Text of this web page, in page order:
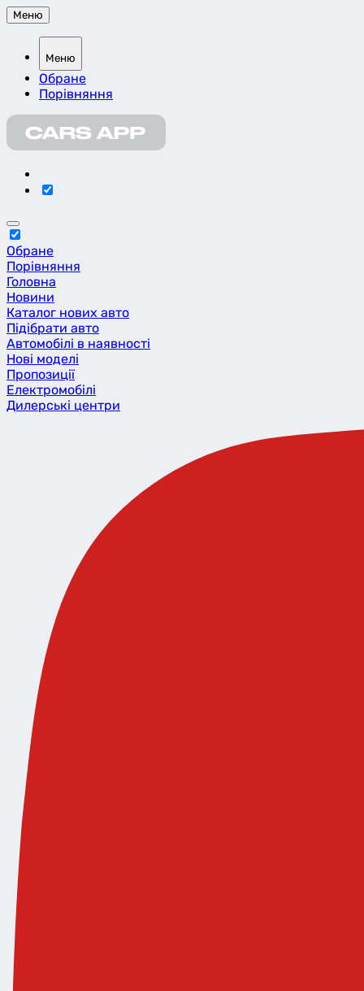
Меню
Меню
Обране
Порівняння
Обране
Порівняння
Головна
Новини
Каталог нових авто
Підібрати авто
Автомобілі в наявності
Нові моделі
Пропозиції
Eлектромобілі
Дилерські центри